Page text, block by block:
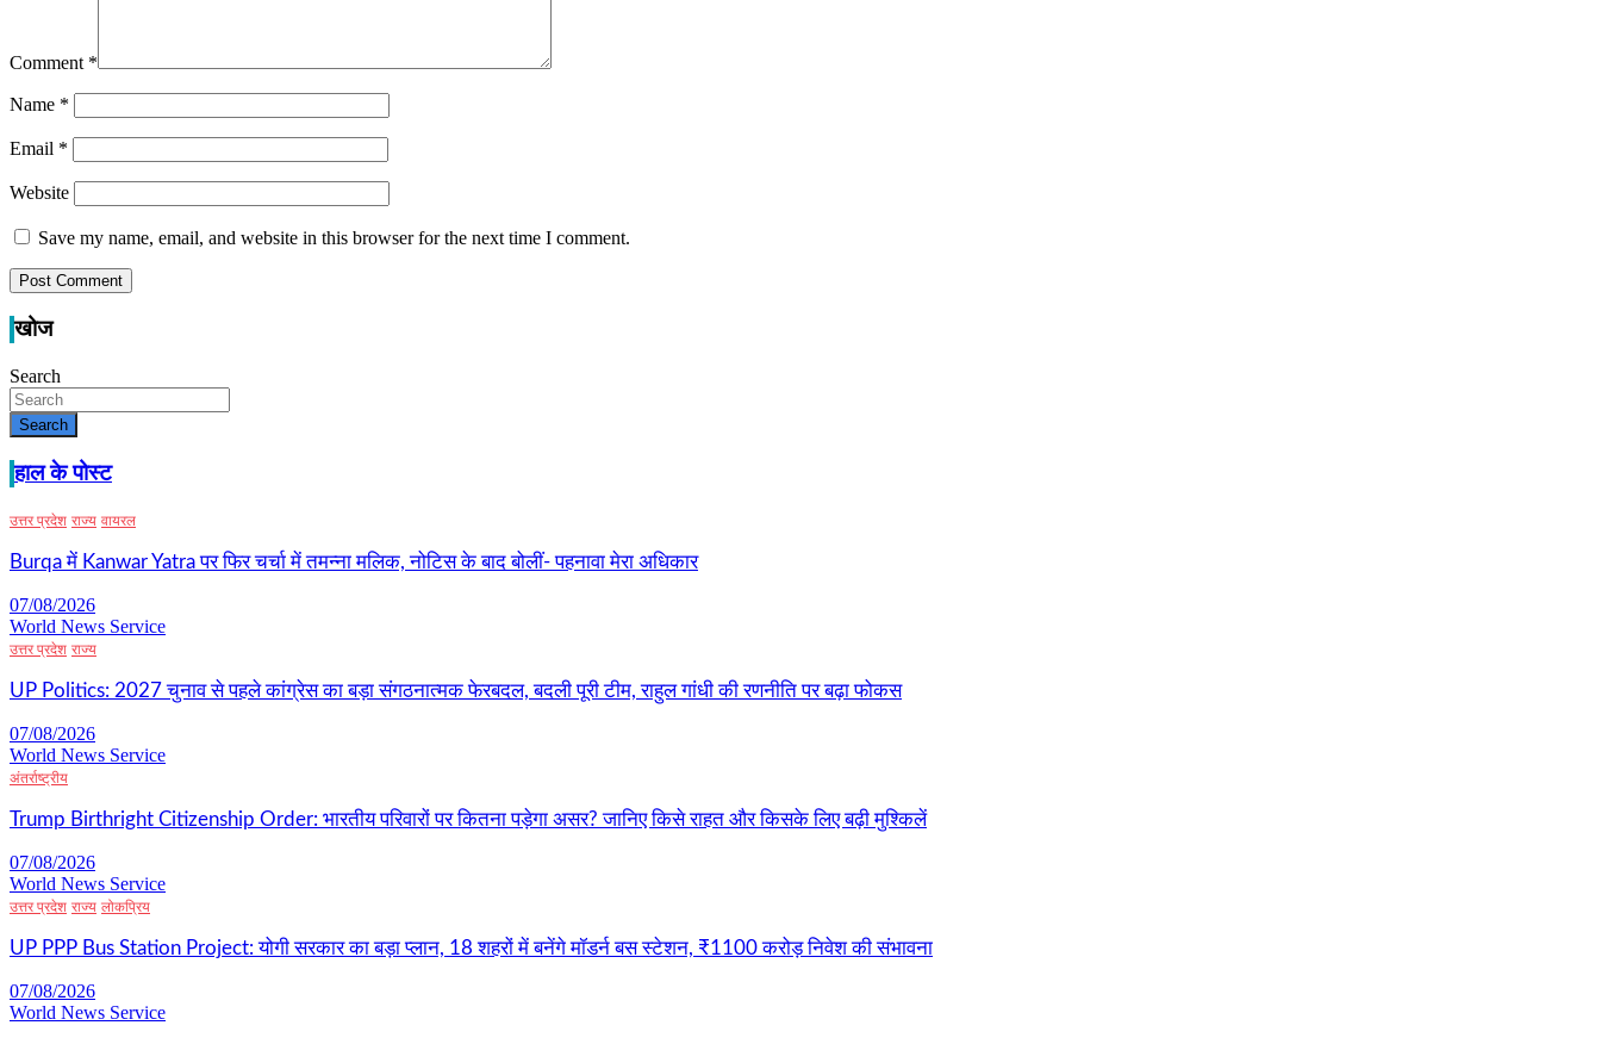
Comment *
Name *
Email *
Website
Save my name, email, and website in this browser for the next time I comment.
खोज
Search
Search
हाल के पोस्ट
उत्तर प्रदेश राज्य वायरल
Burqa में Kanwar Yatra पर फिर चर्चा में तमन्ना मलिक, नोटिस के बाद बोलीं- पहनावा मेरा अधिकार
07/08/2026
World News Service
उत्तर प्रदेश राज्य
UP Politics: 2027 चुनाव से पहले कांग्रेस का बड़ा संगठनात्मक फेरबदल, बदली पूरी टीम, राहुल गांधी की रणनीति पर बढ़ा फोकस
07/08/2026
World News Service
अंतर्राष्ट्रीय
Trump Birthright Citizenship Order: भारतीय परिवारों पर कितना पड़ेगा असर? जानिए किसे राहत और किसके लिए बढ़ी मुश्किलें
07/08/2026
World News Service
उत्तर प्रदेश राज्य लोकप्रिय
UP PPP Bus Station Project: योगी सरकार का बड़ा प्लान, 18 शहरों में बनेंगे मॉडर्न बस स्टेशन, ₹1100 करोड़ निवेश की संभावना
07/08/2026
World News Service